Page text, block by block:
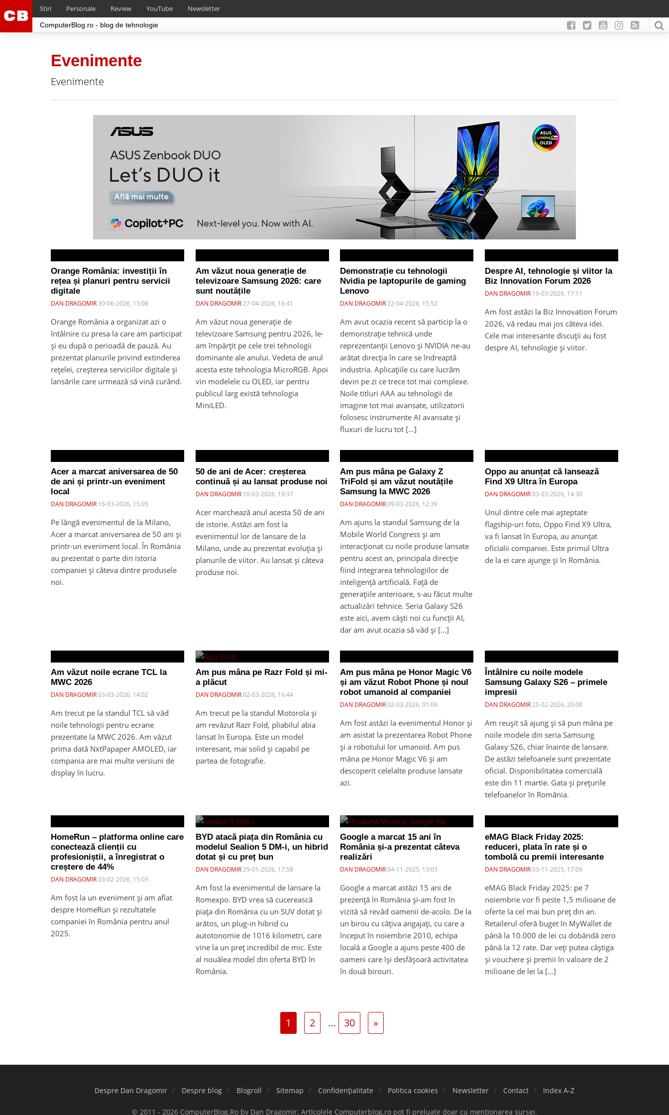
Stiri Personale Review YouTube Newsletter
ComputerBlog.ro - blog de tehnologie
Evenimente
Evenimente
Orange România: investiții în
rețea și planuri pentru servicii
digitale
DAN DRAGOMIR30-06-2026, 13:08
Orange România a organizat azi o
întâlnire cu presa la care am participat
și eu după o perioadă de pauză. Au
prezentat planurile privind extinderea
rețelei, creșterea serviciilor digitale și
lansările care urmează să vină curând.
Am văzut noua generație de
televizoare Samsung 2026: care
sunt noutățile
DAN DRAGOMIR27-04-2026, 16:41
Am văzut noua generație de
televizoare Samsung pentru 2026, le-
am împărțit pe cele trei tehnologii
dominante ale anului. Vedeta de anul
acesta este tehnologia MicroRGB. Apoi
vin modelele cu OLED, iar pentru
publicul larg există tehnologia
MiniLED.
Demonstrație cu tehnologii
Nvidia pe laptopurile de gaming
Lenovo
DAN DRAGOMIR22-04-2026, 15:52
Am avut ocazia recent să particip la o
demonstrație tehnică unde
reprezentanții Lenovo și NVIDIA ne-au
arătat direcția în care se îndreaptă
industria. Aplicațiile cu care lucrăm
devin pe zi ce trece tot mai complexe.
Noile titluri AAA au tehnologii de
imagine tot mai avansate, utilizatorii
folosesc instrumente AI avansate și
fluxuri de lucru tot […]
Despre AI, tehnologie și viitor la
Biz Innovation Forum 2026
DAN DRAGOMIR 19-03-2026, 17:11
Am fost astăzi la Biz Innovation Forum
2026, vă redau mai jos câteva idei.
Cele mai interesante discuții au fost
despre AI, tehnologie și viitor.
Acer a marcat aniversarea de 50
de ani și printr-un eveniment
local
DAN DRAGOMIR 16-03-2026, 15:05
Pe lângă evenimentul de la Milano,
Acer a marcat aniversarea de 50 ani și
printr-un eveniment local. În România
au prezentat o parte din istoria
companiei și câteva dintre produsele
noi.
50 de ani de Acer: creșterea
continuă și au lansat produse noi
DAN DRAGOMIR 10-03-2026, 19:37
Acer marchează anul acesta 50 de ani
de istorie. Astăzi am fost la
evenimentul lor de lansare de la
Milano, unde au prezentat evoluția și
planurile de viitor. Au lansat și câteva
produse noi.
Am pus mâna pe Galaxy Z
TriFold și am văzut noutățile
Samsung la MWC 2026
DAN DRAGOMIR09-03-2026, 12:39
Am ajuns la standul Samsung de la
Mobile World Congress și am
interacționat cu noile produse lansate
pentru acest an, principala direcție
fiind integrarea tehnologiilor de
inteligență artificială. Față de
generațiile anterioare, s-au făcut multe
actualizări tehnice. Seria Galaxy S26
este aici, avem căști noi cu funcții AI,
dar am avut ocazia să văd și […]
Oppo au anunțat că lansează
Find X9 Ultra în Europa
DAN DRAGOMIR03-03-2026, 14:30
Unul dintre cele mai așteptate
flagship-uri foto, Oppo Find X9 Ultra,
va fi lansat în Europa, au anunțat
oficialii companiei. Este primul Ultra
de la ei care ajunge și în România.
Am văzut noile ecrane TCL la
MWC 2026
DAN DRAGOMIR03-03-2026, 14:02
Am trecut pe la standul TCL să văd
noile tehnologii pentru ecrane
prezentate la MWC 2026. Am văzut
prima dată NxtPapaper AMOLED, iar
compania are mai multe versiuni de
display în lucru.
Am pus mâna pe Razr Fold și mi-
a plăcut
DAN DRAGOMIR02-03-2026, 16:44
Am trecut pe la standul Motorola și
am revăzut Razr Fold, pliabilul abia
lansat în Europa. Este un model
interesant, mai solid și capabil pe
partea de fotografie.
Am pus mâna pe Honor Magic V6
și am văzut Robot Phone și noul
robot umanoid al companiei
DAN DRAGOMIR02-03-2026, 01:06
Am fost astăzi la evenimentul Honor și
am asistat la prezentarea Robot Phone
și a robotului lor umanoid. Am pus
mâna pe Honor Magic V6 și am
descoperit celelalte produse lansate
azi.
Întâlnire cu noile modele
Samsung Galaxy S26 – primele
impresii
DAN DRAGOMIR25-02-2026, 20:00
Am reușit să ajung și să pun mâna pe
noile modele din seria Samsung
Galaxy S26, chiar înainte de lansare.
De astăzi telefoanele sunt prezentate
oficial. Disponibilitatea comercială
este din 11 martie. Gata și prețurile
telefoanelor în România.
HomeRun – platforma online care
conectează clienții cu
profesioniștii, a înregistrat o
creștere de 44%
DAN DRAGOMIR03-02-2026, 15:03
Am fost la un eveniment și am aflat
despre HomeRun și rezultatele
companiei în România pentru anul
2025.
BYD atacă piața din România cu
modelul Sealion 5 DM-i, un hibrid
dotat și cu preț bun
DAN DRAGOMIR29-01-2026, 17:58
Am fost la evenimentul de lansare la
Romexpo. BYD vrea să cucerească
piața din România cu un SUV dotat și
arătos, un plug-in hibrid cu
autotonomie de 1016 kilometri, care
vine la un preț incredibil de mic. Este
al nouălea model din oferta BYD în
România.
Google a marcat 15 ani în
România și-a prezentat câteva
realizări
DAN DRAGOMIR04-11-2025, 13:03
Google a marcat astăzi 15 ani de
prezență în România și-am fost în
vizită să revăd oamenii de-acolo. De la
un birou cu câțiva angajați, cu care a
început în noiembrie 2010, echipa
locală a Google a ajuns peste 400 de
oameni care își desfășoară activitatea
în două birouri.
eMAG Black Friday 2025:
reduceri, plata în rate și o
tombolă cu premii interesante
DAN DRAGOMIR03-11-2025, 17:09
eMAG Black Friday 2025: pe 7
noiembrie vor fi peste 1,5 milioane de
oferte la cel mai bun preț din an.
Retailerul oferă buget în MyWallet de
până la 10.000 de lei cu dobândă zero
până la 12 rate. Dar veți putea câștiga
și vouchere și premii în valoare de 2
milioane de lei la […]
1 2 … 30 »
Despre Dan Dragomir Despre blog Blogroll Sitemap Confidențialitate Politica cookies Newsletter Contact Index A-Z
© 2011 - 2026 ComputerBlog.Ro by Dan Dragomir. Articolele Computerblog.ro pot fi preluate doar cu menționarea sursei.